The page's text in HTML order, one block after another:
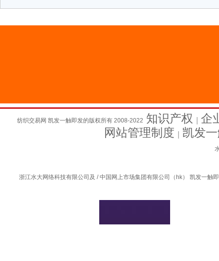
纺织交易网 凯发一触即发的版权所有 2008-2022 知识产权
企
网站管理制度
凯发
浙江水大网络科技有限公司及 / 中国网上市场集团有限公司（hk） 凯发一触